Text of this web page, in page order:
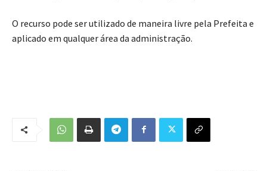
O recurso pode ser utilizado de maneira livre pela Prefeita e
aplicado em qualquer área da administração.